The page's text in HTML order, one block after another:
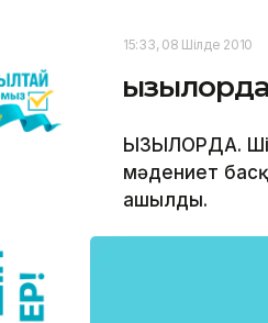
15:33, 08 Шілде 2010
ҚЫЗЫЛОРДА.
мәдениет
ашылды.